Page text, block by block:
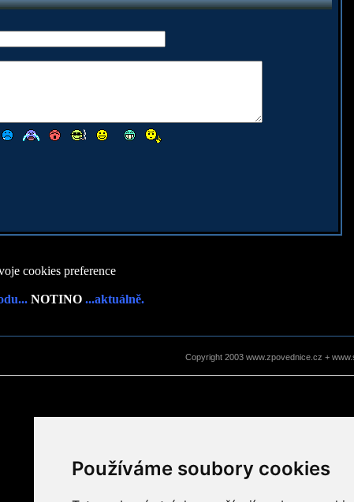
Používáme soubory cookies
cookies preference
NOTINO ...aktuálně.
Copyright 2003 www.zpovednice.cz +